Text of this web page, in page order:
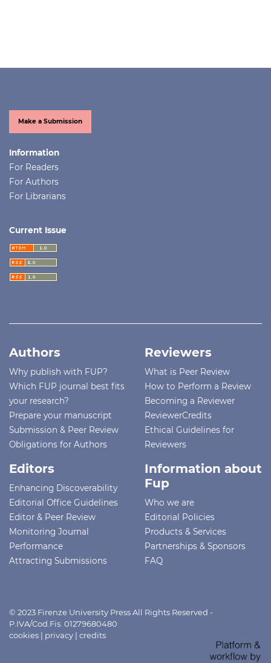
Make a Submission
Information
For Readers
For Authors
For Librarians
Current Issue
Authors
Why publish with FUP?
Which FUP journal best fits
your research?
Prepare your manuscript
Submission & Peer Review
Obligations for Authors
Reviewers
What is Peer Review
How to Perform a Review
Becoming a Reviewer
ReviewerCredits
Ethical Guidelines for
Reviewers
Editors
Enhancing Discoverability
Editorial Office Guidelines
Editor & Peer Review
Monitoring Journal
Performance
Attracting Submissions
Information about
Fup
Who we are
Editorial Policies
Products & Services
Partnerships & Sponsors
FAQ
© 2023 Firenze University Press All Rights Reserved -
P.IVA/Cod.Fis. 01279680480
cookies | privacy | credits